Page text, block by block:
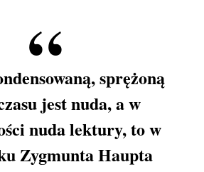
sprężoną
jest nuda, a w
nuda lektury, to w
Zygmunta Haupta